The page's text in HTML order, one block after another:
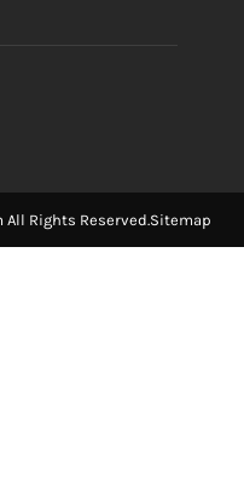
Rights Reserved.Sitemap